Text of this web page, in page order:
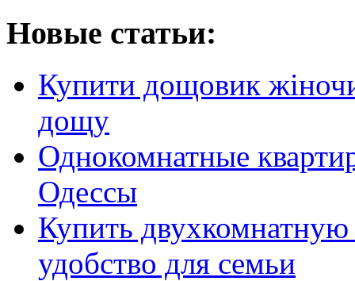
Новые статьи:
Купити дощовик
дощу
Однокомнатные
Одессы
Купить
удобство для семьи